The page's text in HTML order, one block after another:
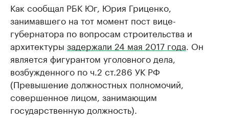
Как сообщал РБК Юг, Юрия Гриценко,
занимавшего на тот момент пост вице-
губернатора по вопросам строительства и
архитектуры задержали 24 мая 2017 года. Он
является фигурантом уголовного дела,
возбужденного по ч.2 ст.286 УК РФ
(Превышение должностных полномочий,
совершенное лицом, занимающим
государственную должность).